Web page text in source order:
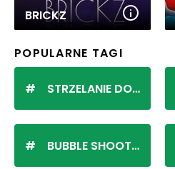
BRICKZ
POPULARNE TAGI
STRZELANIE DO KULEK
BUBBLE SHOOTER